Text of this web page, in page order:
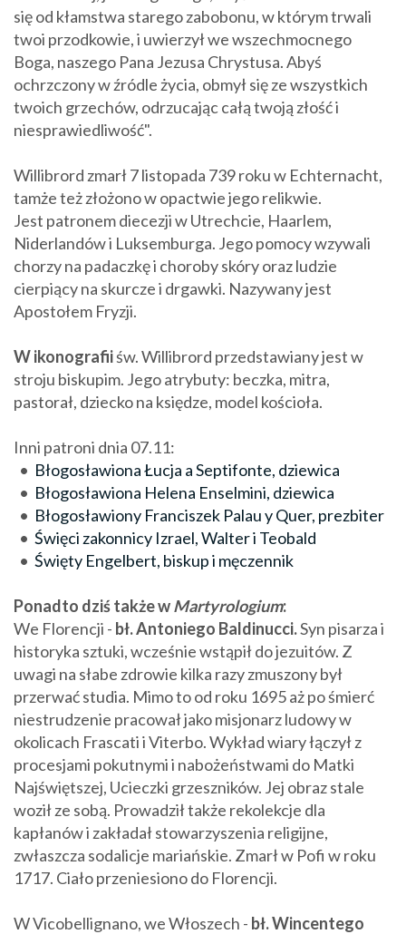
się od kłamstwa starego zabobonu, w którym trwali
twoi przodkowie, i uwierzył we wszechmocnego
Boga, naszego Pana Jezusa Chrystusa. Abyś
ochrzczony w źródle życia, obmył się ze wszystkich
twoich grzechów, odrzucając całą twoją złość i
niesprawiedliwość".
Willibrord zmarł 7 listopada 739 roku w Echternacht,
tamże też złożono w opactwie jego relikwie.
Jest patronem diecezji w Utrechcie, Haarlem,
Niderlandów i Luksemburga. Jego pomocy wzywali
chorzy na padaczkę i choroby skóry oraz ludzie
cierpiący na skurcze i drgawki. Nazywany jest
Apostołem Fryzji.
W ikonografiiśw. Willibrord przedstawiany jest w
stroju biskupim. Jego atrybuty: beczka, mitra,
pastorał, dziecko na księdze, model kościoła.
Inni patroni dnia 07.11:
• Błogosławiona Łucja a Septifonte, dziewica
• Błogosławiona Helena Enselmini, dziewica
• Błogosławiony Franciszek Palau y Quer, prezbiter
• Święci zakonnicy Izrael, Walter i Teobald
• Święty Engelbert, biskup i męczennik
Ponadto dziś także wMartyrologium:
We Florencji - bł. Antoniego Baldinucci.Syn pisarza i
historyka sztuki, wcześnie wstąpił do jezuitów. Z
uwagi na słabe zdrowie kilka razy zmuszony był
przerwać studia. Mimo to od roku 1695 aż po śmierć
niestrudzenie pracował jako misjonarz ludowy w
okolicach Frascati i Viterbo. Wykład wiary łączył z
procesjami pokutnymi i nabożeństwami do Matki
Najświętszej, Ucieczki grzeszników. Jej obraz stale
woził ze sobą. Prowadził także rekolekcje dla
kapłanów i zakładał stowarzyszenia religijne,
zwłaszcza sodalicje mariańskie. Zmarł w Pofi w roku
1717. Ciało przeniesiono do Florencji.
W Vicobellignano, we Włoszech - bł. Wincentego